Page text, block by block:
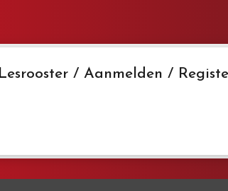
Lesrooster / Aanmelden /